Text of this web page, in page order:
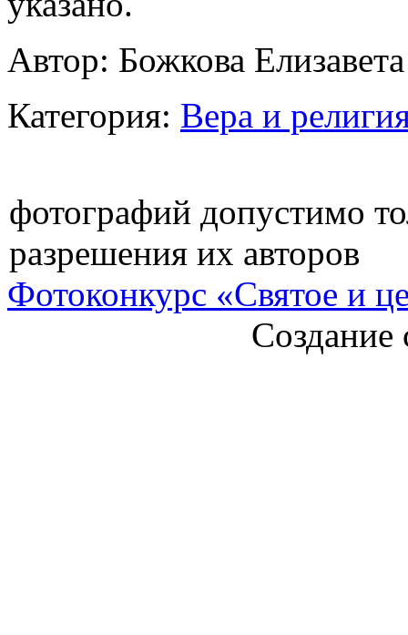
Автор: Божкова Елизавета
Категория: Вера и
фотографий допустимо
разрешения их авторов
Фотоконкурс «Святое и
Создание